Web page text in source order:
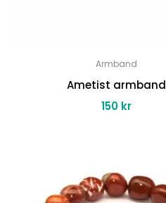
Armband
Ametist armband
150 kr